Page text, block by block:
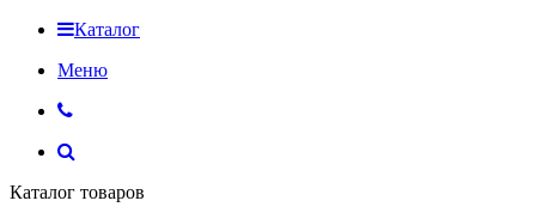
Каталог
Меню
Каталог товаров